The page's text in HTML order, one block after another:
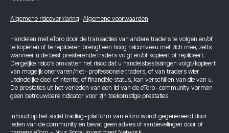
Algemene risicoverklaring Algemene voorwaarden
Handelen met eToro door de transacties van andere traders te volgen en/of
te kopiëren of te repliceren brengt een hoog risiconiveau met zich mee, zelfs
wanneer u de best presterende traders volgt en/of kopieert of repliceert.
Dergelijke risico’s omvatten het risico dat u handelsbeslissingen volgt/kopieert
van mogelijk onervaren/niet-professionele traders, of van traders wier
uiteindelijke doel of intentie, of financiële status, kan verschillen van die van u.
De prestaties uit het verleden van een lid van de eToro-community vormen
geen betrouwbare indicator voor zijn toekomstige prestaties.
Inhoud op het social trading-platform van eToro wordt gegenereerd door
leden van de community en bevat geen advies of aanbevelingen door of